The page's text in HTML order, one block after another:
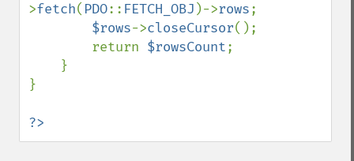
>fetch( PDO:: FETCH_OBJ )->rows;
$rows->closeCursor();
        return
$rowsCount;
}
?>